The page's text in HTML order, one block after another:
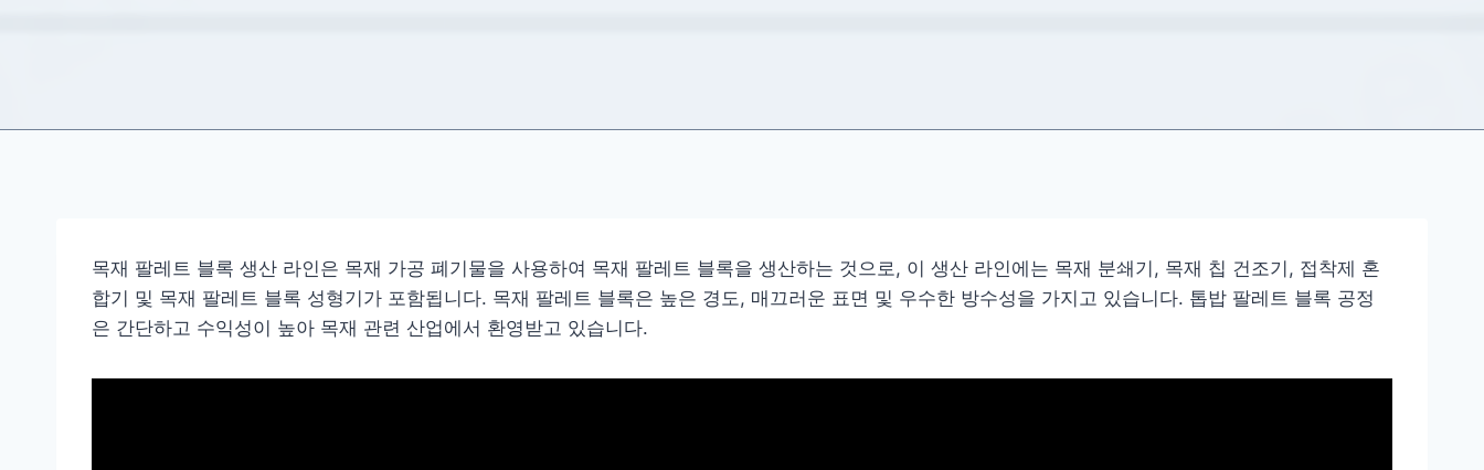
목재 팔레트 블록 생산 라인은 목재 가공 폐기물을 사용하여 목재 팔레트 블록을 생산하는 것으로, 이 생산 라인에는 목재 분쇄기, 목재 칩 건조기, 접착제 혼
합기 및 목재 팔레트 블록 성형기가 포함됩니다. 목재 팔레트 블록은 높은 경도, 매끄러운 표면 및 우수한 방수성을 가지고 있습니다. 톱밥 팔레트 블록 공정
은 간단하고 수익성이 높아 목재 관련 산업에서 환영받고 있습니다.